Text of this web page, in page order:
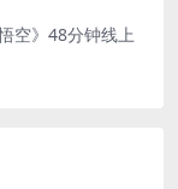
空》48分钟线上